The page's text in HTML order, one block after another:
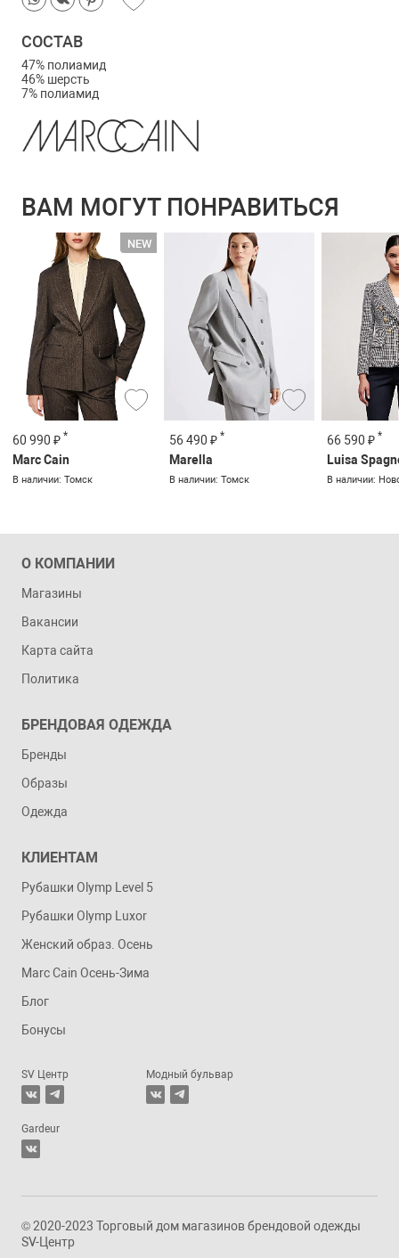
СОСТАВ
47% полиамид
46% шерсть
7% полиамид
ВАМ МОГУТ ПОНРАВИТЬСЯ
60 990 ₽ *
Marc Cain
В наличии: Томск
56 490 ₽ *
Marella
В наличии: Томск
66 590 ₽ *
Luisa
В наличии:
О КОМПАНИИ
Магазины
Вакансии
Карта сайта
Политика
БРЕНДОВАЯ ОДЕЖДА
Бренды
Образы
Одежда
КЛИЕНТАМ
Рубашки Olymp Level 5
Рубашки Olymp Luxor
Женский образ. Осень
Marc Cain Осень-Зима
Блог
Бонусы
SV Центр Модный бульвар
Gardeur
© 2020-2023 Торговый дом магазинов брендовой одежды
SV-Центр